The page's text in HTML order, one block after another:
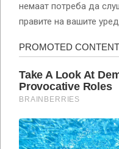
немаат потреба да
правите на вашите